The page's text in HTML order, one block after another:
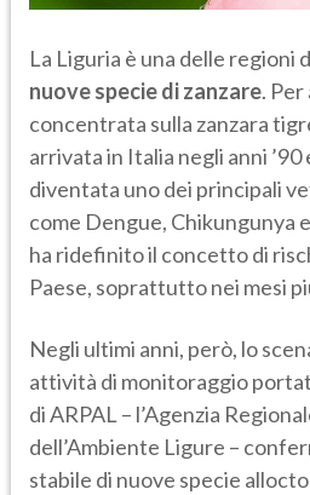
La Liguria è una delle regioni
nuove specie di zanzare. Per
concentrata sulla zanzara
arrivata in Italia negli anni
diventata uno dei principali
come Dengue, Chikungunya
ha ridefinito il concetto di
Paese, soprattutto nei mesi
Negli ultimi anni, però, lo
attività di monitoraggio
di ARPAL – l’Agenzia
dell’Ambiente Ligure –
stabile di nuove specie